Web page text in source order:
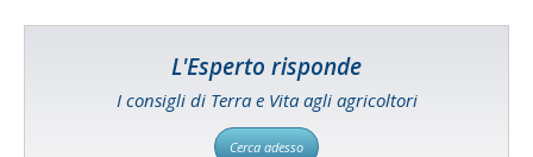
L'Esperto risponde
I consigli di Terra e Vita agli agricoltori
Cerca adesso